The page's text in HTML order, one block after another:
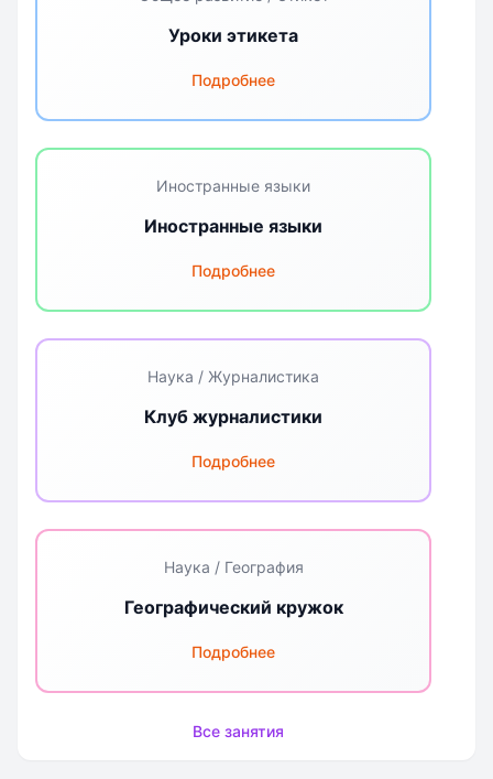
Уроки этикета
Подробнее
Иностранные языки
Иностранные языки
Подробнее
Наука / Журналистика
Клуб журналистики
Подробнее
Наука / География
Географический кружок
Подробнее
Все занятия